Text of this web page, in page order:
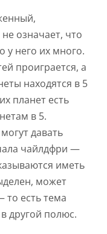
означает, что
у него их много.
проиграется, а
находятся в 5
планет есть
в 5.
давать
чайлдфри —
иметь
может
то есть тема
другой полюс.